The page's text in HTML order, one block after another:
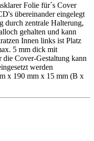
Folie für´s Cover
übereinander eingelegt
durch zentrale Halterung,
gehalten und kann
Innen links ist Platz
5 mm dick mit
Cover-Gestaltung kann
werden
x 190 mm x 15 mm (B x